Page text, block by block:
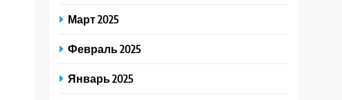
Март 2025
Февраль 2025
Январь 2025